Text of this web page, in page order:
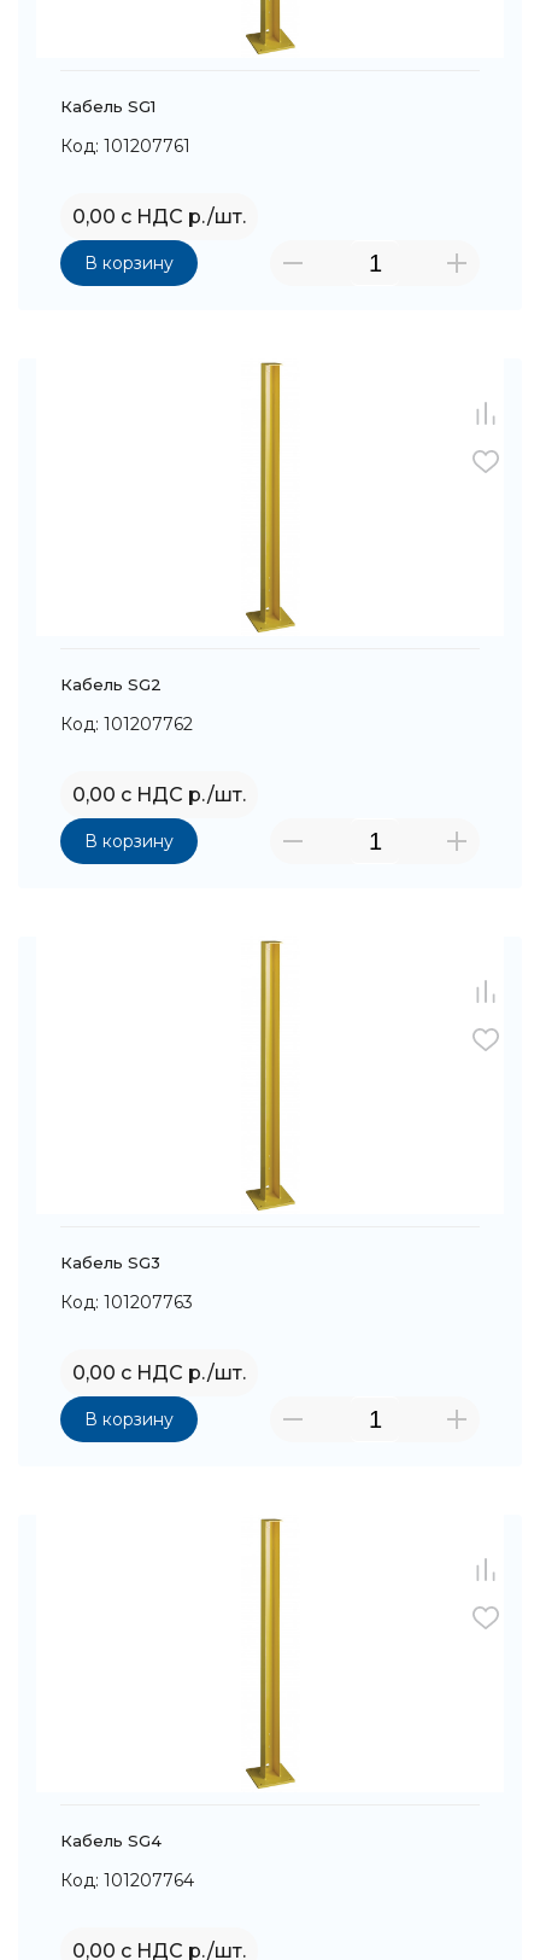
Кабель SG1
Код: 101207761
0,00 с НДС р./шт.
В корзину
Кабель SG2
Код: 101207762
0,00 с НДС р./шт.
В корзину
Кабель SG3
Код: 101207763
0,00 с НДС р./шт.
В корзину
Кабель SG4
Код: 101207764
0,00 с НДС р./шт.